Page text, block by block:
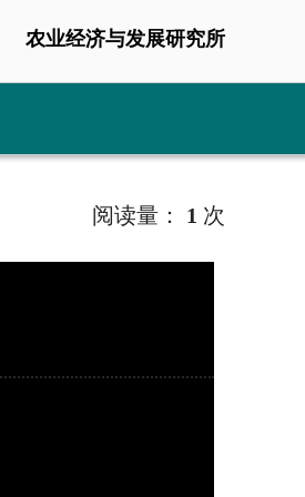
农业经济与发展研究所
阅读量： 1 次